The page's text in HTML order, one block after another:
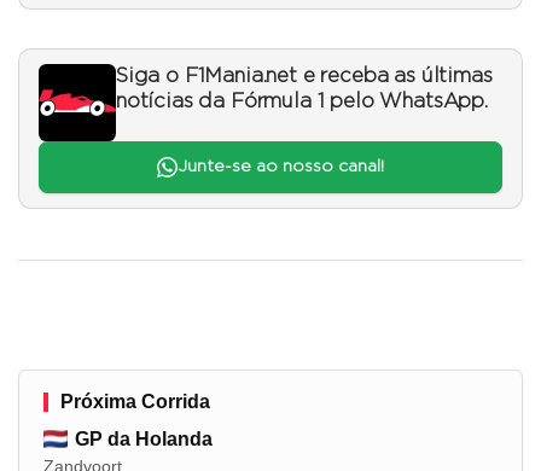
Siga o F1Mania.net e receba as últimas
notícias da Fórmula 1 pelo WhatsApp.
Junte-se ao nosso canal!
Próxima Corrida
GP da Holanda
Zandvoort